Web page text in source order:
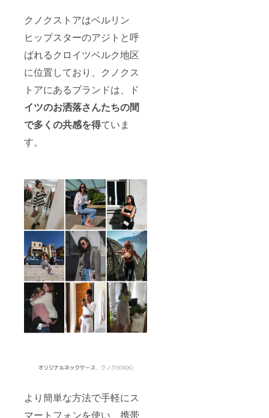
クノクストアはベルリン
ヒップスターのアジトと呼
ばれるクロイツベルク地区
に位置しており、クノクス
トアにあるブランドは、ド
イツのお洒落さんたちの間
で多くの共感を得ていま
す。
より簡単な方法で手軽にス
マートフォンを使い、携帯